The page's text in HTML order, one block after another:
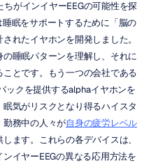
がインイヤーEEGの可能性を探
眠をサポートするために「脳の
れたイヤホンを開発しました。
睡眠パターンを理解し、それに
とです。もう一つの会社である
ックを提供するalphaイヤホンを
気がリスクとなり得るハイスタ
勤務中の人々が自身の疲労レベル
ます。これらの各デバイスは、
イヤーEEGの異なる応用方法を